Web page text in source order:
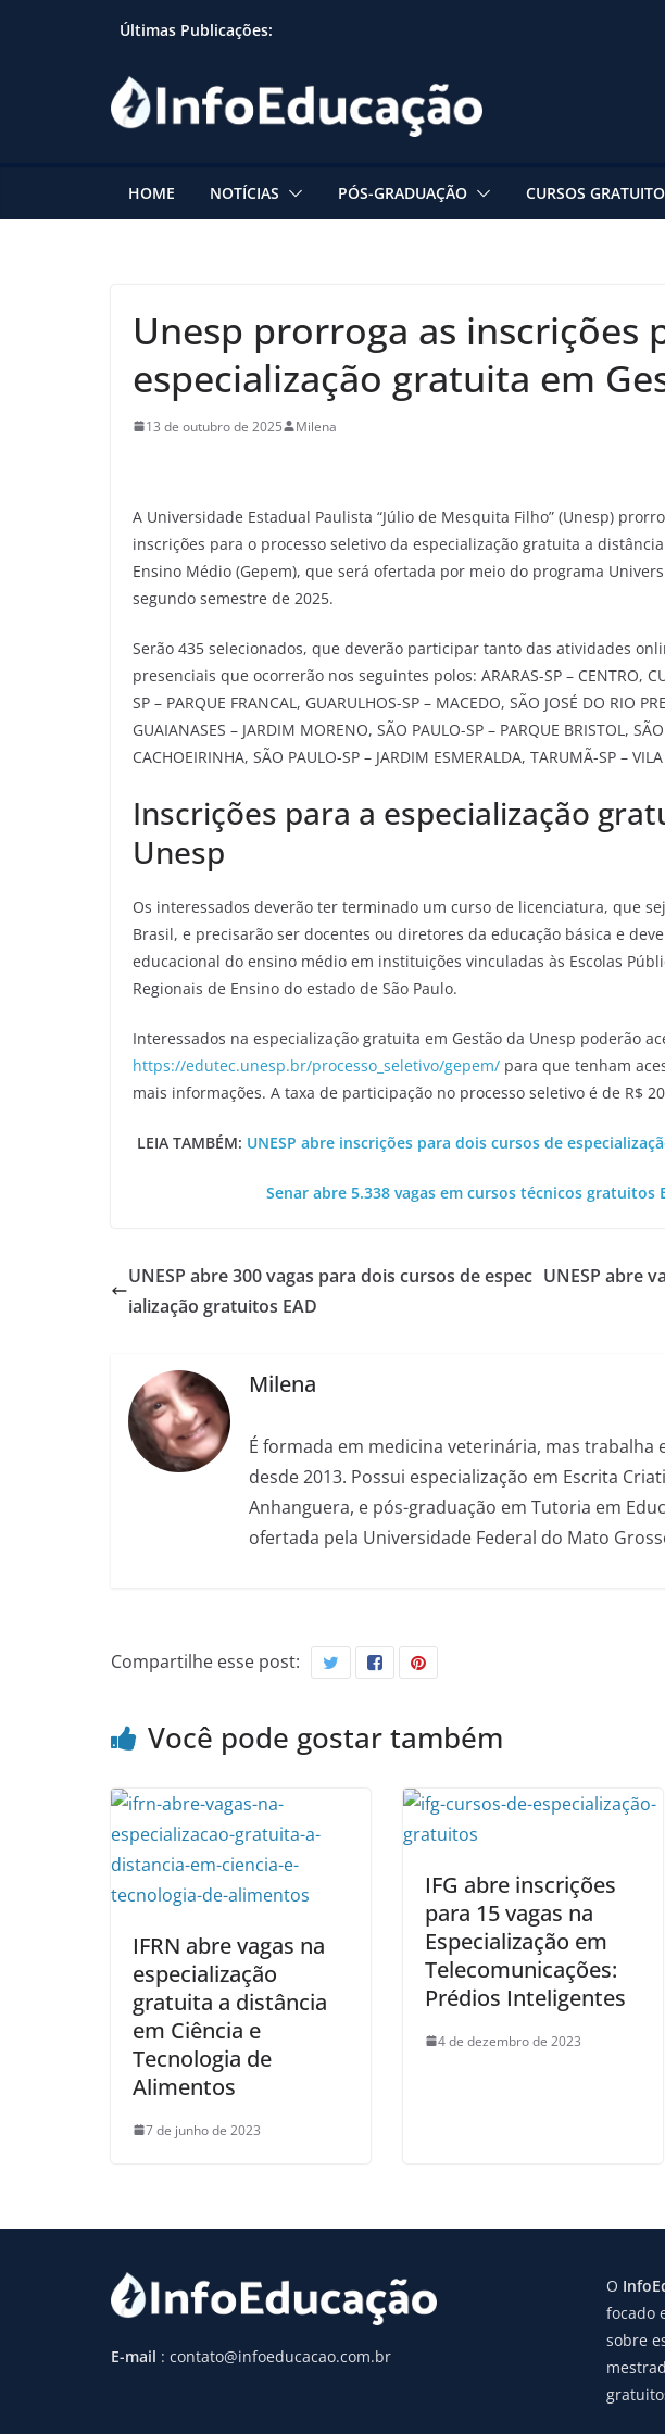
Últimas Publicações:
HOME NOTÍCIAS PÓS-GRADUAÇÃO CURSOS
Unesp prorroga as inscrições
especialização gratuita em
13 de outubro de 2025 Milena
A Universidade Estadual Paulista “Júlio de Mesquita Filho” (Unesp)
inscrições para o processo seletivo da especialização gratuita a
Ensino Médio (Gepem), que será ofertada por meio do programa
segundo semestre de 2025.
Serão 435 selecionados, que deverão participar tanto das atividades
presenciais que ocorrerão nos seguintes polos: ARARAS-SP – CENTRO,
SP – PARQUE FRANCAL, GUARULHOS-SP – MACEDO, SÃO JOSÉ DO RIO
GUAIANASES – JARDIM MORENO, SÃO PAULO-SP – PARQUE BRISTOL,
CACHOEIRINHA, SÃO PAULO-SP – JARDIM ESMERALDA, TARUMÃ-SP –
Inscrições para a especialização
Unesp
Os interessados deverão ter terminado um curso de licenciatura, que
Brasil, e precisarão ser docentes ou diretores da educação básica e
educacional do ensino médio em instituições vinculadas às Escolas
Regionais de Ensino do estado de São Paulo.
Interessados na especialização gratuita em Gestão da Unesp poderão
https://edutec.unesp.br/processo_seletivo/gepem/ para que tenham
mais informações. A taxa de participação no processo seletivo é de R$
LEIA TAMBÉM: UNESP abre inscrições para dois cursos de
Senar abre 5.338 vagas em cursos técnicos gratuitos
UNESP abre 300 vagas para dois cursos de espec
ialização gratuitos EAD
UNESP abre
Milena
É formada em medicina veterinária, mas trabalha
desde 2013. Possui especialização em Escrita
Anhanguera, e pós-graduação em Tutoria em
ofertada pela Universidade Federal do Mato
Compartilhe esse post:
Você pode gostar também
IFRN abre vagas na
especialização
gratuita a distância
em Ciência e
Tecnologia de
Alimentos
7 de junho de 2023
IFG abre inscrições
para 15 vagas na
Especialização em
Telecomunicações:
Prédios Inteligentes
4 de dezembro de 2023
E-mail : contato@infoeducacao.com.br
O
focado
sobre